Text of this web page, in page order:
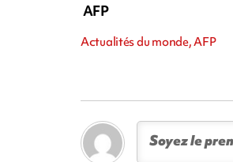
AFP
Actualités du monde, AFP